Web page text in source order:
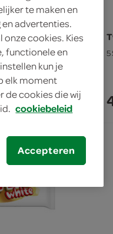
kies je SPAR
5
te maken en
advertenties.
onze cookies. Kies
functionele en
kun je
elk moment
de cookies die wij
cookiebeleid
Accepteren